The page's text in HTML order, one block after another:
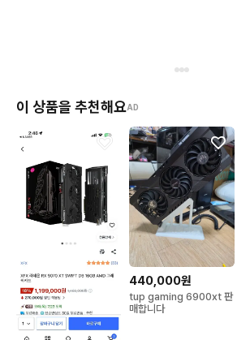
이 상품을 추천해요AD
440,000원
tup gaming 6900xt 판
매합니다